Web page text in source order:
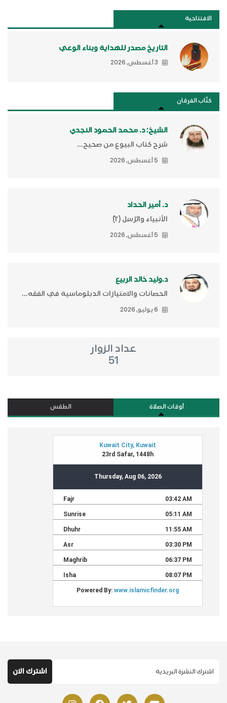
الافتتاحية
التاريخ مصدر للهداية وبناء الوعي
3 أغسطس, 2026
كتَّاب الفرقان
الشيخ: د. محمد الحمود النجدي
شرح كتاب البيوع من صحيح...
5 أغسطس, 2026
د. أمير الحداد
الأنبياء والرّسل (٢)ّ
5 أغسطس, 2026
د.وليد خالد الربيع
الحصانات والامتيازات الدبلوماسية في الفقه...
6 يوليو, 2026
عداد الزوار
51
أوقات الصلاة الطقس